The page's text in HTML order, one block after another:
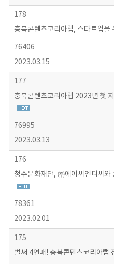
178
충북콘텐츠코리아랩, 스타트업을
76406
2023.03.15
177
충북콘텐츠코리아랩 2023년 첫
76995
2023.03.13
176
청주문화재단, ㈜에이씨엔디씨와
78361
2023.02.01
175
벌써 4연패! 충북콘텐츠코리아랩